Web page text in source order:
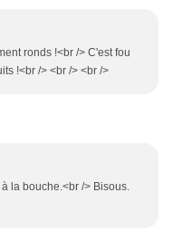
ronds !<br /> C'est fou
!<br /> <br /> <br />
la bouche.<br /> Bisous.